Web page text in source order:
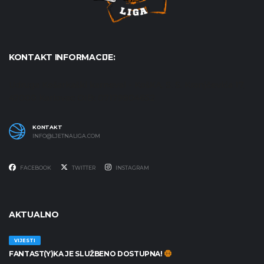
KONTAKT INFORMACIJE:
KONTAKT
INFO@LJETNALIGA.COM
FACEBOOK TWITTER INSTAGRAM
AKTUALNO
VIJESTI
FANTAST(Y)KA JE SLUŽBENO DOSTUPNA!